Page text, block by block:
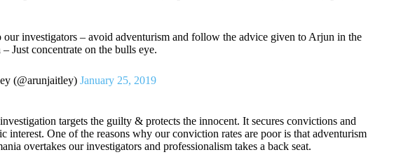
investigators – avoid adventurism and follow the advice given to Arjun in the
– Just concentrate on the bulls eye.
(@arunjaitley) January 25, 2019
targets the guilty & protects the innocent. It secures convictions and
interest. One of the reasons why our conviction rates are poor is that adventurism
overtakes our investigators and professionalism takes a back seat.